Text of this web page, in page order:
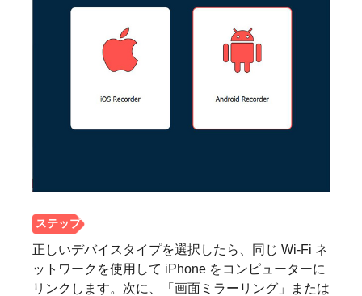
正しいデバイスタイプを選択したら、同じ Wi-Fi ネ
ットワークを使用して iPhone をコンピューターに
リンクします。次に、「画面ミラーリング」または